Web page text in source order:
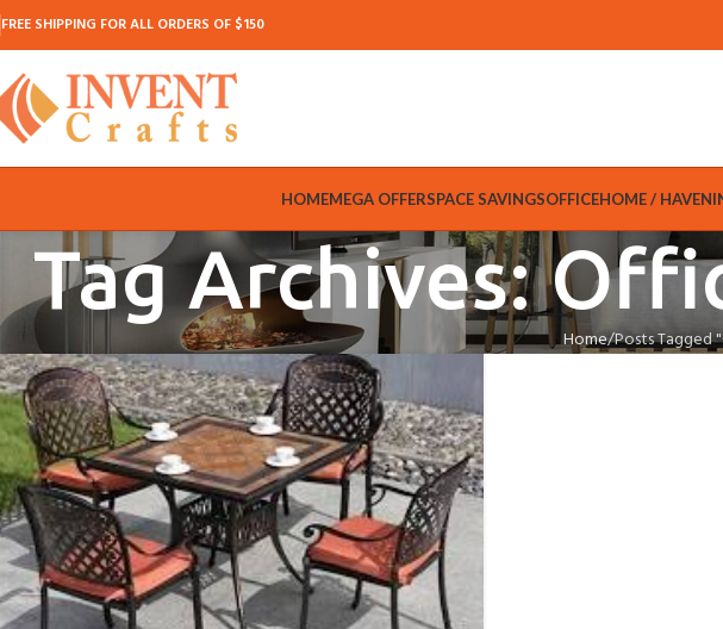
FREE SHIPPING FOR ALL ORDERS OF $150
HOMEMEGA OFFERSPACE SAVINGSOFFICEHOME / HAVEN
Tag Archives:
Home Posts Tagged